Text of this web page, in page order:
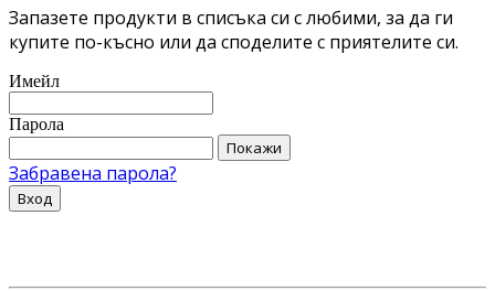
Запазете продукти в списъка си с любими, за да ги
купите по-късно или да споделите с приятелите си.
Имейл
Парола
Покажи
Забравена парола?
Вход